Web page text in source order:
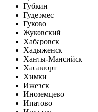
Губкин
Гудермес
Гуково
Жуковский
Хабаровск
Хадыженск
Ханты-Мансийск
Хасавюрт
Химки
Ижевск
Иноземцево
Ипатово